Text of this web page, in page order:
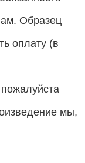
Образец
оплату (в
мы,